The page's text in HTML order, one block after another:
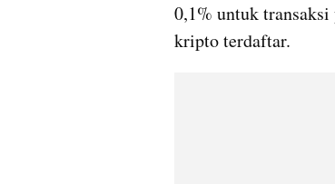
0,1% untuk
kripto terdaftar.